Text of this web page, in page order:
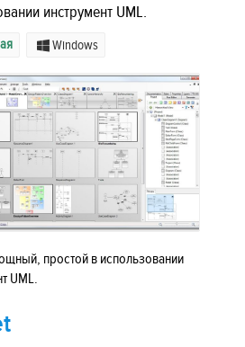
инструмент UML.
Windows
простой в использовании
UML.